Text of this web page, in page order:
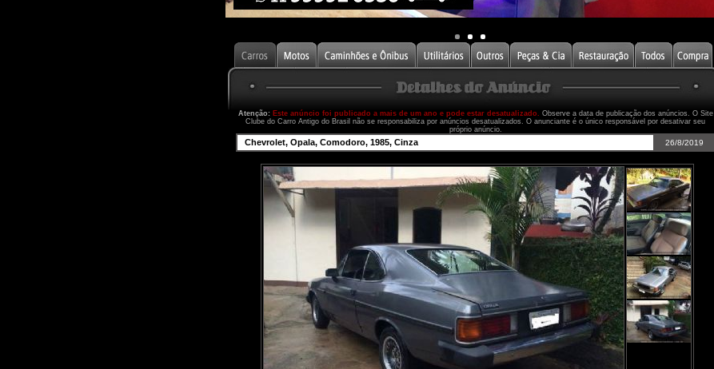
Atenção: Este anúncio foi publicado a mais de um ano e pode estar desatualizado. Observe a data de publicação dos anúncios. O Site
Clube do Carro Antigo do Brasil não se responsabiliza por anúncios desatualizados. O anunciante é o único responsável por desativar seu
próprio anúncio.
Chevrolet, Opala, Comodoro, 1985, Cinza 26/8/2019